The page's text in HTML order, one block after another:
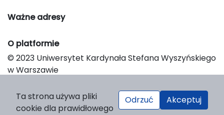
Ważne adresy
O platformie
© 2023 Uniwersytet Kardynała Stefana Wyszyńskiego
w Warszawie
Platform & Workflow by OJS/PKP
Ta strona używa pliki
cookie dla prawidłowego
Odrzuć Akceptuj